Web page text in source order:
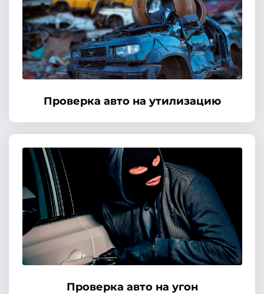
Проверка авто на утилизацию
Проверка авто на угон